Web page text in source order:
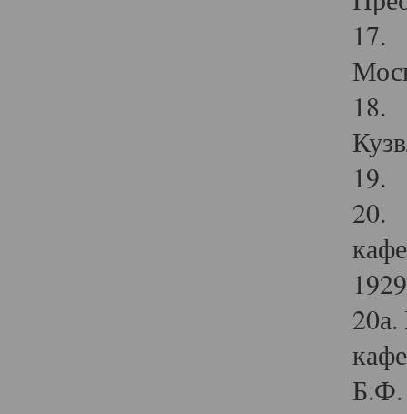
17.
18.
19.
20.
Б.Ф.